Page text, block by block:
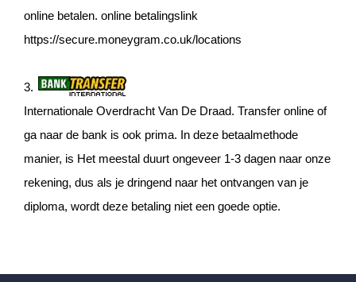
online betalen. online betalingslink
https://secure.moneygram.co.uk/locations
3.
Internationale Overdracht Van De Draad. Transfer online of
ga naar de bank is ook prima. In deze betaalmethode
manier, is Het meestal duurt ongeveer 1-3 dagen naar onze
rekening, dus als je dringend naar het ontvangen van je
diploma, wordt deze betaling niet een goede optie.